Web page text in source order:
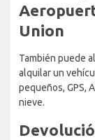
Union
También puede
alquilar un
pequeños, GPS,
nieve.